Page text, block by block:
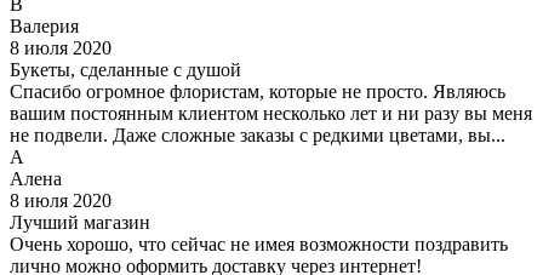
Валерия
8 июля 2020
Букеты, сделанные с душой
Спасибо огромное флористам, которые не просто. Являюсь
вашим постоянным клиентом несколько лет и ни разу вы меня
не подвели. Даже сложные заказы с редкими цветами, вы...
А
Алена
8 июля 2020
Лучший магазин
Очень хорошо, что сейчас не имея возможности поздравить
лично можно оформить доставку через интернет!